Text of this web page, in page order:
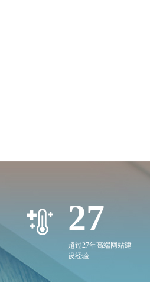
27
超过27年高端网站建
设经验